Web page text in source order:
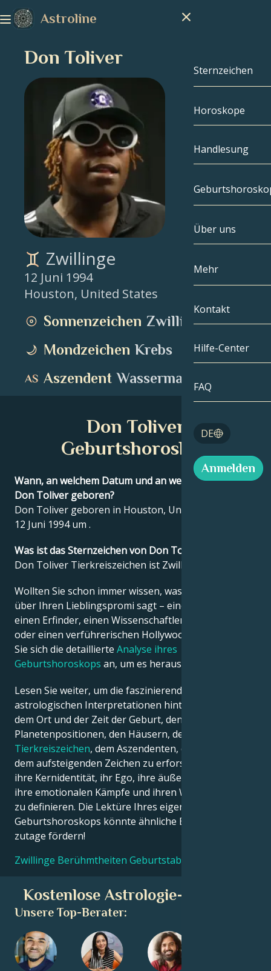
Astroline
Sternzeichen
Sternzeichen
Steinbock
Fische
Widder
Stier
Krebs
Löwe
Jungfrau
Schütze
Horoskope
Handlesung
Über uns
Mehr
Kompatibilität
Tarot
Engelszahlen
Kontakt
Hilfe-Center
FAQ
DE
English
Anmelden
Don Toliver
Zwillinge
12 Juni 1994
Houston, United States
Sonnenzeichen Zwillinge
Mondzeichen Krebs
Aszendent Wassermann
Don Toliver
Geburtshoroskop
Wann, an welchem Datum und an welchem Ort wurde
Don Toliver geboren?
Don Toliver geboren in Houston, United States am
12 Juni 1994 um .
Was ist das Sternzeichen von Don Toliver?
Don Toliver Tierkreiszeichen ist Zwillinge.
Wollten Sie schon immer wissen, was die Astrologie
über Ihren Lieblingspromi sagt – einen Politiker,
einen Erfinder, einen Wissenschaftler, einen Musiker
oder einen verführerischen Hollywood-Star? Sehen
Sie sich die detaillierte Analyse ihres
Geburtshoroskops an, um es herauszufinden!
Lesen Sie weiter, um die faszinierenden
astrologischen Interpretationen hinter dem Datum,
dem Ort und der Zeit der Geburt, den
Planetenpositionen, den Häusern, dem
Tierkreiszeichen, dem Aszendenten, dem Mond und
dem aufsteigenden Zeichen zu erforschen – und so
ihre Kernidentität, ihr Ego, ihre äußere Erscheinung,
ihre emotionalen Kämpfe und ihren Weg zum Erfolg
zu definieren. Die Lektüre Ihres eigenen
Geburtshoroskops könnte ähnliche Erkenntnisse
zutage fördern!
Zwillinge Berühmtheiten Geburtstabellen
Kostenlose Astrologie-Beratung
Unsere Top-Berater: